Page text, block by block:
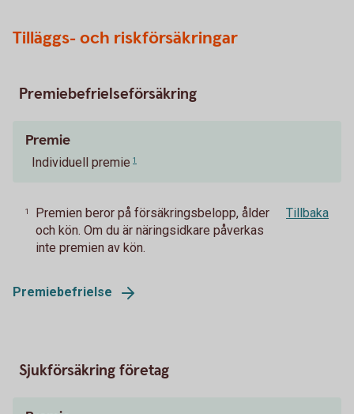
Tilläggs- och riskförsäkringar
Premiebefrielseförsäkring
Premie
Individuell premie 1
1
Premien beror på försäkringsbelopp, ålder
och kön. Om du är näringsidkare påverkas
inte premien av kön.
Tillbaka
Premiebefrielse
Sjukförsäkring företag